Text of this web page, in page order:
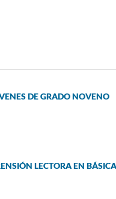
DE GRADO NOVENO
LECTORA EN BÁSICA